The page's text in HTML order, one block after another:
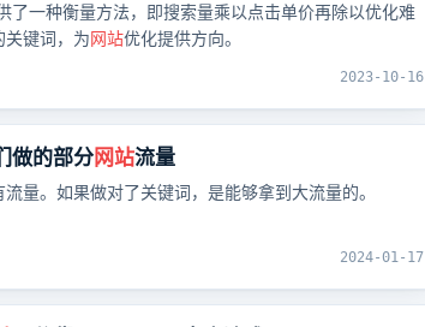
一种衡量方法，即搜索量乘以点击单价再除以优化难
关键词，为网站优化提供方向。
2023-10-16
做的部分网站流量
量。如果做对了关键词，是能够拿到大流量的。
2024-01-17